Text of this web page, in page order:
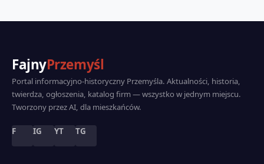
FajnyPrzemyśl
Portal informacyjno-historyczny Przemyśla. Aktualności, historia,
twierdza, ogłoszenia, katalog firm — wszystko w jednym miejscu.
Tworzony przez AI, dla mieszkańców.
F IG YT TG